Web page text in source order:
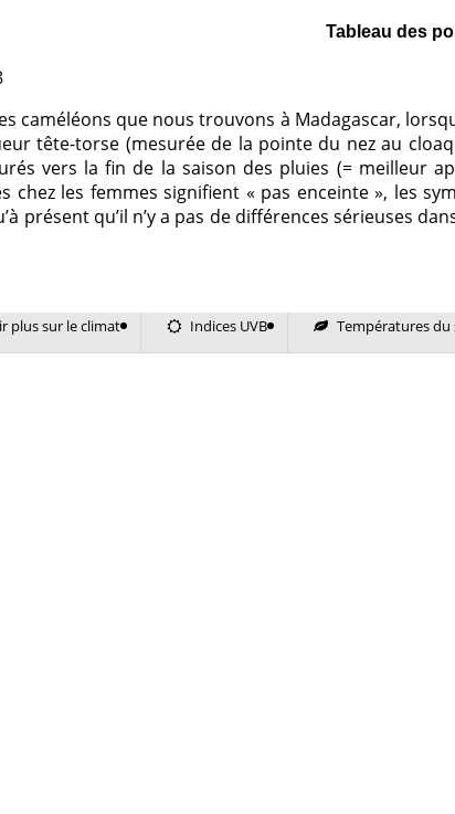
Tableau des
caméléons que nous trouvons à Madagascar,
tête-torse (mesurée de la pointe du nez au
vers la fin de la saison des pluies (= meilleur
chez les femmes signifient « pas enceinte », les
présent qu’il n’y a pas de différences sérieuses
plus sur le climat Indices UVB
Températures du